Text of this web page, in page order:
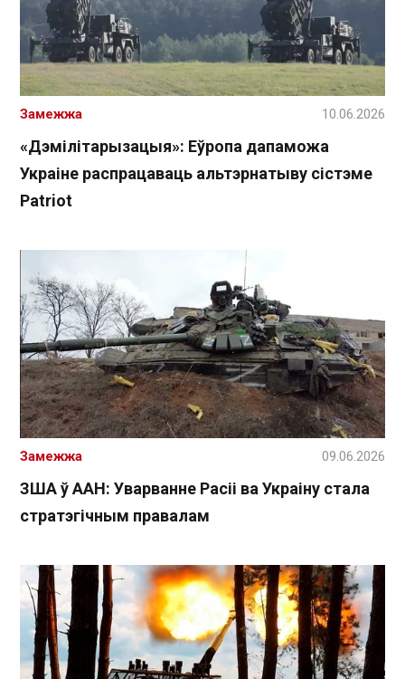
«Дэмілітарызацыя»: Еўропа дапаможа
Украіне распрацаваць альтэрнатыву сістэме
Patriot
Замежжа 10.06.2026
ЗША ў ААН: Уварванне Расіі ва Украіну стала
стратэгічным правалам
Замежжа 09.06.2026